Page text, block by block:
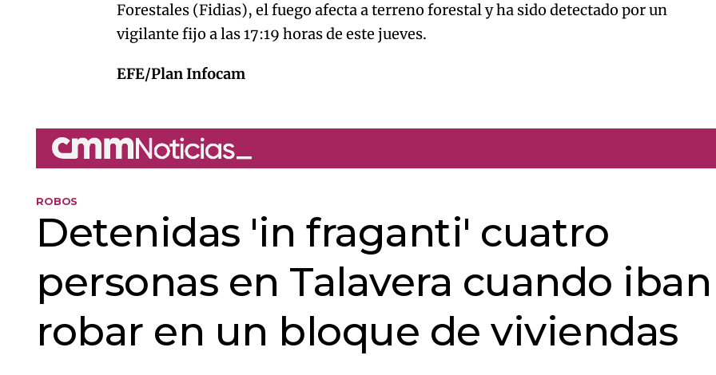
Forestales (Fidias), el fuego afecta a terreno forestal y ha sido detectado por un
vigilante fijo a las 17:19 horas de este jueves.
EFE/Plan Infocam
ROBOS
Detenidas 'in fraganti' cuatro
personas en Talavera cuando
robar en un bloque de viviendas